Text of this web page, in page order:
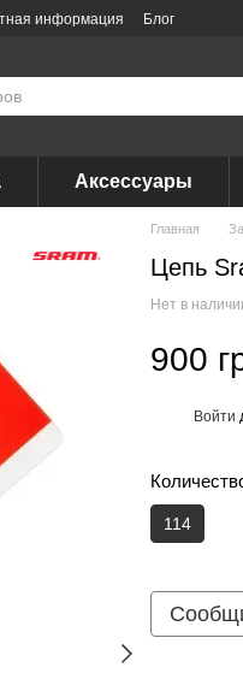
информация Блог
Аксессуары
Главная
Цепь
Нет в
900
Войти
114